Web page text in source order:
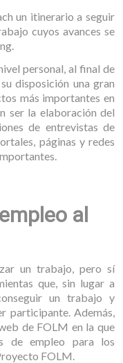
un itinerario a seguir
cuyos avances se
personal, al final de
disposición una gran
más importantes en
ser la elaboración del
de entrevistas de
páginas y redes
al
un trabajo, pero sí
que, sin lugar a
un trabajo y
participante. Además,
de FOLM en la que
de empleo para los
FOLM.